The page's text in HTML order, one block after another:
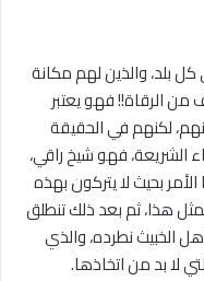
كل بلد، والذين لهم مكانة
الرقاة!! فهو يعتبر
لكنهم في الحقيقة
الشريعة، فهو شيخ راقي،
بحيث لا يتركون بهذه
هذا، ثم بعد ذلك تنطلق
الخبيث نطرده، والذي
لا بد من اتخاذها.